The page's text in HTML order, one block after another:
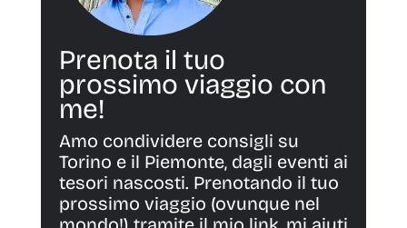
Prenota il tuo
prossimo viaggio con
me!
Amo condividere consigli su
Torino e il Piemonte, dagli eventi ai
tesori nascosti. Prenotando il tuo
prossimo viaggio (ovunque nel